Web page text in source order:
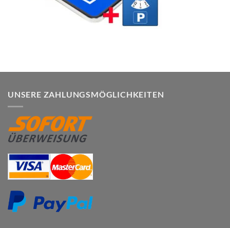
UNSERE ZAHLUNGSMÖGLICHKEITEN